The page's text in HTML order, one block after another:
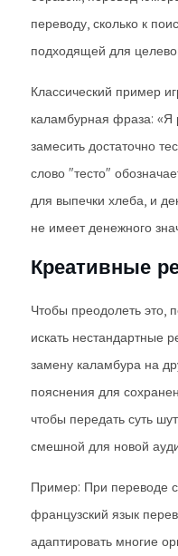
переводу, сколько к
подходящей для
Классический пример
каламбурная фраза:
замесить достаточно
слово "тесто"
для выпечки хлеба, и
не имеет денежного
Креативные
Чтобы преодолеть это,
искать нестандартные
замену каламбура на
пояснения для
чтобы передать суть
смешной для новой
Пример: При переводе
французский язык
адаптировать многие